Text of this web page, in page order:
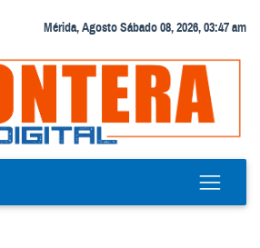
Mérida, Agosto Sábado 08, 2026, 03:47 am